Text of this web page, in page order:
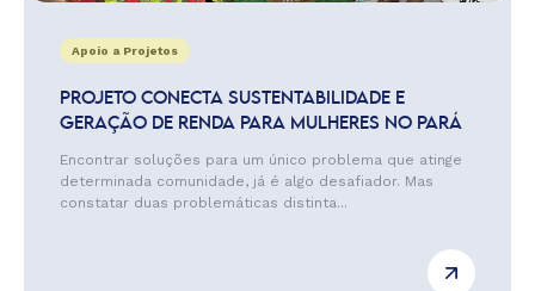
Apoio a Projetos
PROJETO CONECTA SUSTENTABILIDADE E
GERAÇÃO DE RENDA PARA MULHERES NO PARÁ
Encontrar soluções para um único problema que atinge
determinada comunidade, já é algo desafiador. Mas
constatar duas problemáticas distinta...